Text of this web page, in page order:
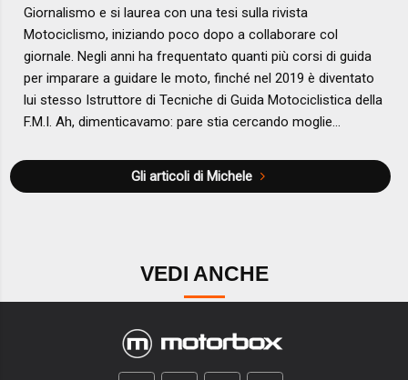
Giornalismo e si laurea con una tesi sulla rivista
Motociclismo, iniziando poco dopo a collaborare col
giornale. Negli anni ha frequentato quanti più corsi di guida
per imparare a guidare le moto, finché nel 2019 è diventato
lui stesso Istruttore di Tecniche di Guida Motociclistica della
F.M.I. Ah, dimenticavamo: pare stia cercando moglie…
Gli articoli di Michele
VEDI ANCHE